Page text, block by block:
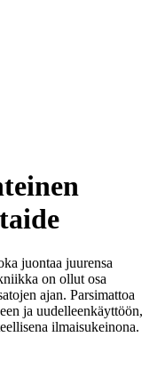
juontaa juurensa
on ollut osa
ajan. Parsimattoa
ja uudelleenkäyttöön,
ilmaisukeinona.